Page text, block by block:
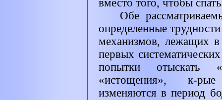
вместо того, чтобы
Обе
определенные
механизмов, лежащих
первых
попытки отыскать
«истощения», к-
изменяются в период